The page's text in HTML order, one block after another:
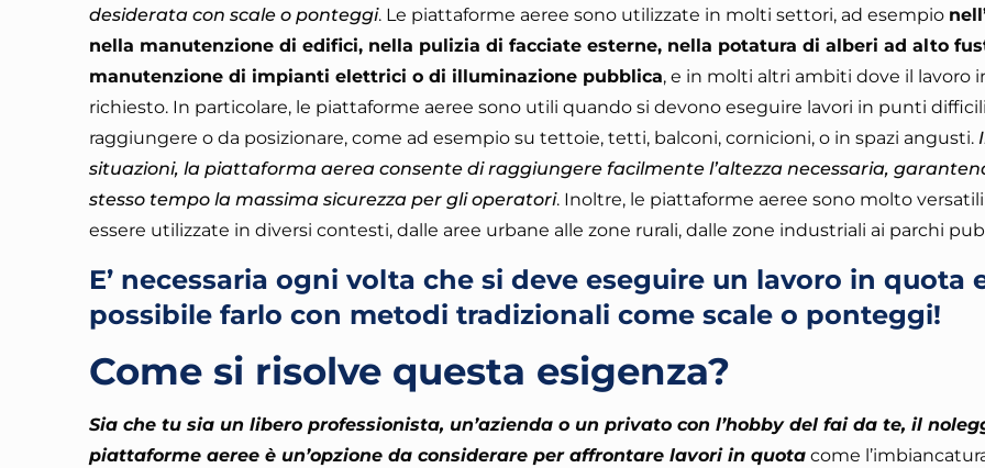
desiderata con scale o ponteggi. Le piattaforme aeree sono utilizzate in molti settori, ad esempio
nella manutenzione di edifici, nella pulizia di facciate esterne, nella potatura di alberi ad alto
manutenzione di impianti elettrici o di illuminazione pubblica, e in molti altri ambiti dove il lavoro
richiesto. In particolare, le piattaforme aeree sono utili quando si devono eseguire lavori in punti
raggiungere o da posizionare, come ad esempio su tettoie, tetti, balconi, cornicioni, o in spazi angusti.
situazioni, la piattaforma aerea consente di raggiungere facilmente l’altezza necessaria,
stesso tempo la massima sicurezza per gli operatori. Inoltre, le piattaforme aeree sono molto
essere utilizzate in diversi contesti, dalle aree urbane alle zone rurali, dalle zone industriali ai parchi
E’ necessaria ogni volta che si deve eseguire un lavoro in quota
possibile farlo con metodi tradizionali come scale o ponteggi!
Come si risolve questa esigenza?
Sia che tu sia un libero professionista, un’azienda o un privato con l’hobby del fai da te, il
piattaforme aeree è un’opzione da considerare per affrontare lavori in quota come